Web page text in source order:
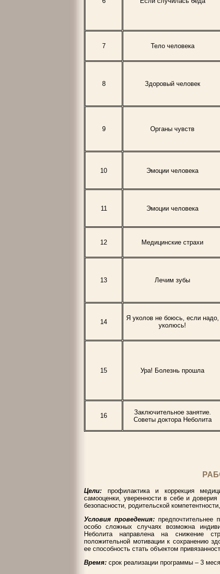
7 Тело человека
8 Здоровый человек
9 Органы чувств
10 Эмоции человека
11 Эмоции человека
12 Медицинские страхи
13 Лечим зубы
14
Я уколов не боюсь, если надо,
уколюсь!
15 Ура! Болезнь прошла
16
Заключительное занятие.
Советы доктора Неболита
Цели: профилактика и коррекция
самооценки, уверенности в себе и
безопасности, родительской
Условия проведения: предпочтительнее
особо сложных случаях возможна
Неболита направлена на снижение
положительной мотивации к сохранению
ее способность стать объектом
Время: срок реализации программы – 3